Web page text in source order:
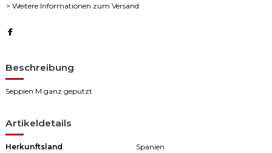
> Weitere Informationen zum Versand
Beschreibung
Seppien M ganz geputzt
Artikeldetails
Herkunftsland
Spanien